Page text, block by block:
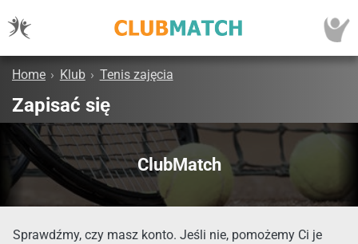
Home › Klub › Tenis zajęcia
Zapisać się
ClubMatch
Sprawdźmy, czy masz konto. Jeśli nie, pomożemy Ci je